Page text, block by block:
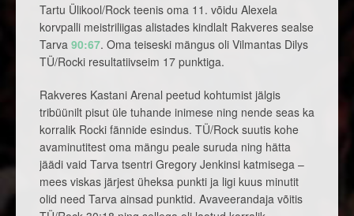
Tartu Ülikool/Rock teenis oma 11. võidu Alexela
korvpalli meistriliigas alistades kindlalt Rakveres sealse
Tarva 90:67. Oma teiseski mängus oli Vilmantas Dilys
TÜ/Rocki resultatiivseim 17 punktiga.
Rakveres Kastani Arenal peetud kohtumist jälgis
tribüünilt pisut üle tuhande inimese ning nende seas ka
korralik Rocki fännide esindus. TÜ/Rock suutis kohe
avaminutitest oma mängu peale suruda ning hätta
jäädi vaid Tarva tsentri Gregory Jenkinsi katmisega –
mees viskas järjest üheksa punkti ja ligi kuus minutit
olid need Tarva ainsad punktid. Avaveerandaja võitis